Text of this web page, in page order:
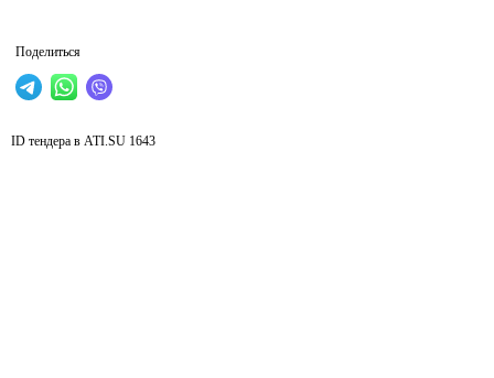
Поделиться
ID тендера в ATI.SU 1643